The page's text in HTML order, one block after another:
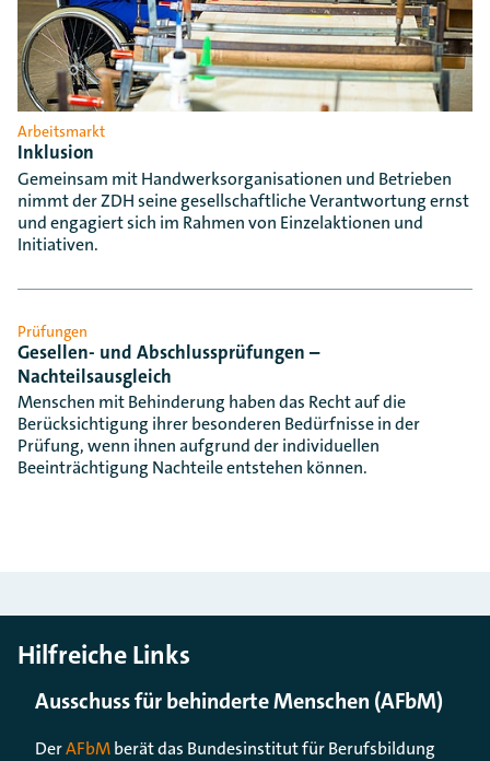
Arbeitsmarkt
Inklusion
Gemeinsam mit Handwerksorganisationen und Betrieben
nimmt der ZDH seine gesellschaftliche Verantwortung ernst
und engagiert sich im Rahmen von Einzelaktionen und
Initiativen.
Prüfungen
Gesellen- und Abschlussprüfungen –
Nachteilsausgleich
Menschen mit Behinderung haben das Recht auf die
Berücksichtigung ihrer besonderen Bedürfnisse in der
Prüfung, wenn ihnen aufgrund der individuellen
Beeinträchtigung Nachteile entstehen können.
Hilfreiche Links
Ausschuss für behinderte Menschen (AFbM)
DerAFbMberät das Bundesinstitut für Berufsbildung